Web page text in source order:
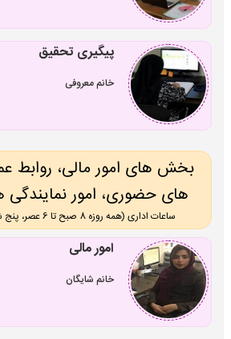
پیگیری تحقیق
خانم معروفی
بخش های امور مالی، روابط
های حضوری، امور نمایندگی
ساعات اداری (همه روزه 8 صبح تا 6 عصر، پنج شنبه ها تا 3 عصر )
امور مالی
خانم شایگان